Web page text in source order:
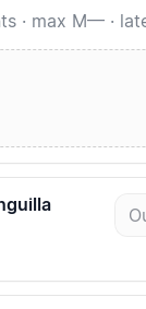
· max M— ·